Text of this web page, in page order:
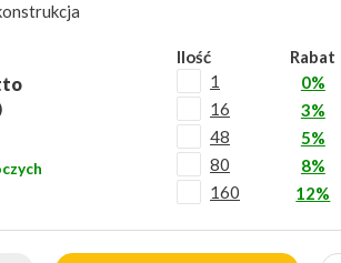
Ilość Rabat
1 0%
16
3%
48
5%
80
8%
160
12%